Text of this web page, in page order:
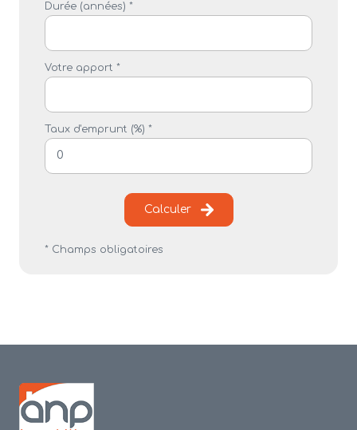
Durée (années) *
Votre apport *
Taux d'emprunt (%) *
Calculer
* Champs obligatoires